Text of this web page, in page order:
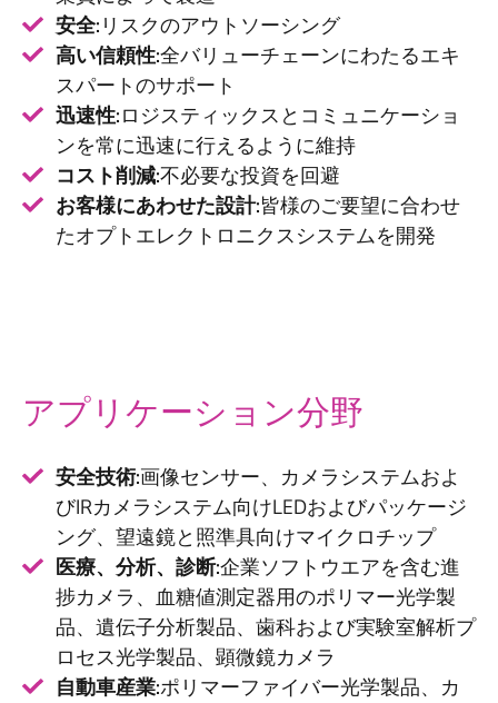
安全: リスクのアウトソーシング
高い信頼性:全バリューチェーンにわたるエキ
スパートのサポート
迅速性:ロジスティックスとコミュニケーショ
ンを常に迅速に行えるように維持
コスト削減:不必要な投資を回避
お客様にあわせた設計:皆様のご要望に合わせ
たオプトエレクトロニクスシステムを開発
アプリケーション分野
安全技術:画像センサー、カメラシステムおよ
びIRカメラシステム向けLEDおよびパッケージ
ング、望遠鏡と照準具向けマイクロチップ
医療、分析、診断:企業ソフトウエアを含む進
捗カメラ、血糖値測定器用のポリマー光学製
品、遺伝子分析製品、歯科および実験室解析プ
ロセス光学製品、顕微鏡カメラ
自動車産業:ポリマーファイバー光学製品、カ